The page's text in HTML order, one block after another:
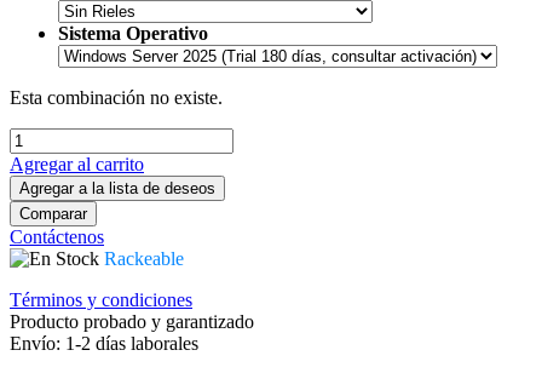
Sistema Operativo
Esta combinación no existe.
Agregar al carrito
Agregar a la lista de deseos
Comparar
Contáctenos
Rackeable
Términos y condiciones
Producto probado y garantizado
Envío: 1-2 días laborales